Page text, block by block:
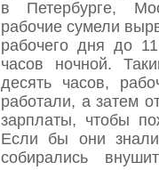
в Петербурге,
рабочие сумели
рабочего дня до
часов ночной.
десять часов,
работали, а затем
зарплаты, чтобы
Если бы они
собирались